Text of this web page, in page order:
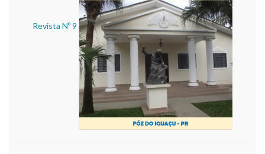
Revista Nº 9